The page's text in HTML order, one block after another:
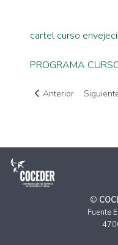
cartel curso
PROGRAMA
Artículo anterior: LA
Anterior Artículo
©
Fuente